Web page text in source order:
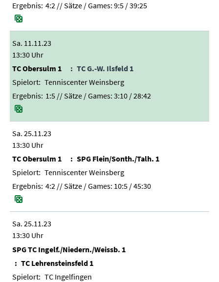
4:2 // Sätze / Games: 9:5 / 39:25
Sa. 11.11.23
13:30 Uhr
TC Obersulm 1
TC G.-W. Ilsfeld 1
Tenniscenter Weinsberg
1:5 // Sätze / Games: 3:10 / 28:42
Sa. 25.11.23
13:30 Uhr
TC Obersulm 1
SPG Flein/Sonth./Talh. 1
Tenniscenter Weinsberg
4:2 // Sätze / Games: 10:5 / 45:30
Sa. 25.11.23
13:30 Uhr
SPG TC Ingelf./Niedern./Weissb. 1
TC Lehrensteinsfeld 1
TC Ingelfingen